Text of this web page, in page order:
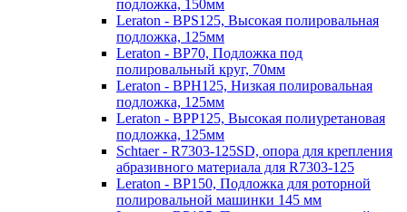
подложка, 150мм
Leraton - BPS125, Высокая полировальная
подложка, 125мм
Leraton - BP70, Подложка под
полировальный круг, 70мм
Leraton - BPH125, Низкая полировальная
подложка, 125мм
Leraton - BPP125, Высокая полиуретановая
подложка, 125мм
Schtaer - R7303-125SD, опора для крепления
абразивного материала для R7303-125
Leraton - BP150, Подложка для роторной
полировальной машинки 145 мм